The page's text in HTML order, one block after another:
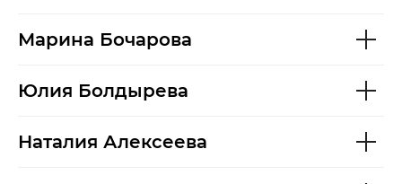
Марина Бочарова
Юлия Болдырева
Наталия Алексеева